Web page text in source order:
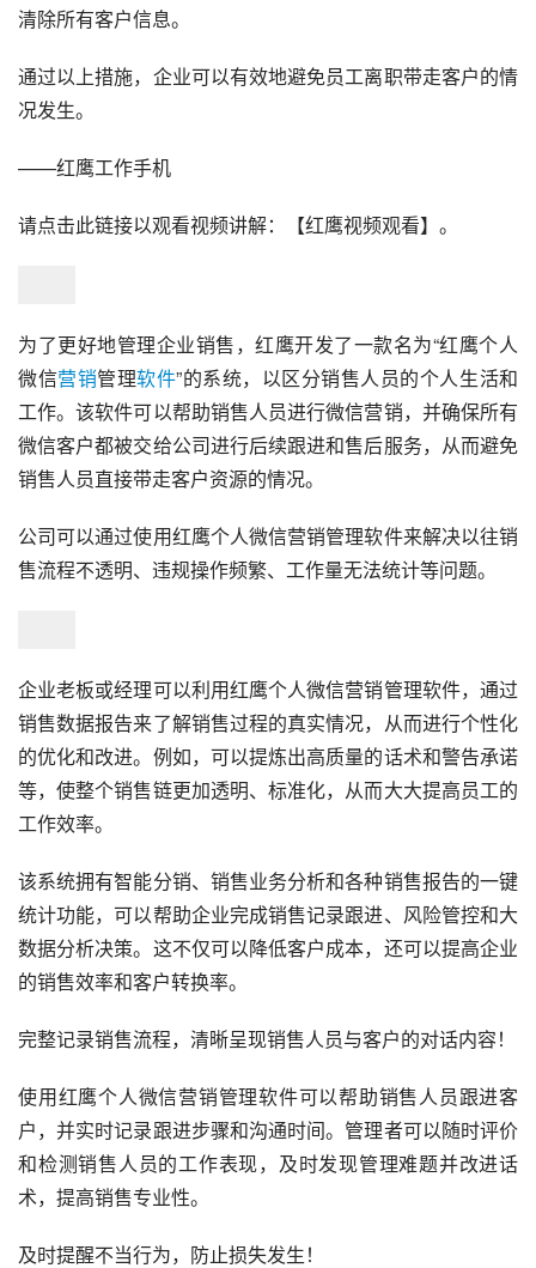
清除所有客户信息。
通过以上措施，企业可以有效地避免员工离职带走客户的情
况发生。
——红鹰工作手机
请点击此链接以观看视频讲解：【红鹰视频观看】。
为了更好地管理企业销售，红鹰开发了一款名为“红鹰个人
微信营销管理软件”的系统，以区分销售人员的个人生活和
工作。该软件可以帮助销售人员进行微信营销，并确保所有
微信客户都被交给公司进行后续跟进和售后服务，从而避免
销售人员直接带走客户资源的情况。
公司可以通过使用红鹰个人微信营销管理软件来解决以往销
售流程不透明、违规操作频繁、工作量无法统计等问题。
企业老板或经理可以利用红鹰个人微信营销管理软件，通过
销售数据报告来了解销售过程的真实情况，从而进行个性化
的优化和改进。例如，可以提炼出高质量的话术和警告承诺
等，使整个销售链更加透明、标准化，从而大大提高员工的
工作效率。
该系统拥有智能分销、销售业务分析和各种销售报告的一键
统计功能，可以帮助企业完成销售记录跟进、风险管控和大
数据分析决策。这不仅可以降低客户成本，还可以提高企业
的销售效率和客户转换率。
完整记录销售流程，清晰呈现销售人员与客户的对话内容！
使用红鹰个人微信营销管理软件可以帮助销售人员跟进客
户，并实时记录跟进步骤和沟通时间。管理者可以随时评价
和检测销售人员的工作表现，及时发现管理难题并改进话
术，提高销售专业性。
及时提醒不当行为，防止损失发生！